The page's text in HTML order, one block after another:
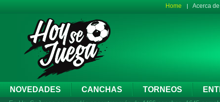
Home Acerca
NOVEDADES CANCHAS TORNEOS